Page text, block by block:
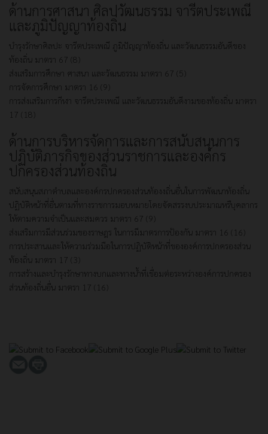
ด้านการศาสนา ศิลปวัฒนธรรม จารีตประเพณี
และภูมิปัญญาท้องถิ่น
บำรุงรักษาศิลปะ จารีตประเพณี ภูมิปัญญาท้องถิ่น และวัฒนธรรมอันดีของ
ท้องถิ่น มาตรา 67 (8)
ส่งเสริมการศึกษา ศาสนา และวัฒนธรรม มาตรา 67 (5)
การจัดการศึกษา มาตรา 16 (9)
การส่งเสริมการกีฬา จารีตประเพณี และวัฒนธรรมอันดีงามของท้องถิ่น มาตรา
17 (18)
ด้านการบริหารจัดการและการสนับสนุนการ
ปฏิบัติภารกิจของส่วนราชการและองค์กร
ปกครองส่วนท้องถิ่น
สนับสนุนสภาตำบลและองค์กรปกครองส่วนท้องงถิ่นอื่นในการพัฒนาท้องถิ่น
ปฏิบัติหน้าที่อื่นตามที่ทางราชการมอบหมายโดยจัดสรรงบประมาณหรืบุคลากร
ให้ตามความจำเป็นและสมควร มาตรา 67 (9)
ส่งเสริมการมีส่วนร่วมของราษฎร ในการมีมาตรการป้องกัน มาตรา 16 (16)
การประสานและให้ความร่วมมือในการปฏิบัติหน้าที่ขององค์การปกครองส่วน
ท้องถิ่น มาตรา 17 (3)
การสร้างและบำรุงรักษาทางบกและทางน้ำที่เชื่อมต่อระหว่างองค์การปกครอง
ส่วนท้องถิ่นอื่น มาตรา 17 (16)